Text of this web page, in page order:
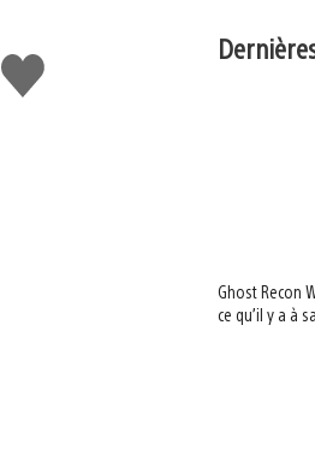
J'aime
Ghost Recon
ce qu’il y a à